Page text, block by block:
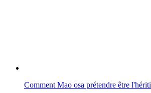
Comment Mao osa prétendre être